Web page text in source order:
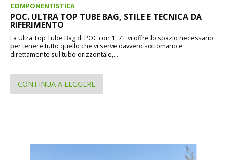
COMPONENTISTICA
POC. ULTRA TOP TUBE BAG, STILE E TECNICA DA
RIFERIMENTO
La Ultra Top Tube Bag di POC con 1, 7 L vi offre lo spazio necessario
per tenere tutto quello che vi serve davvero sottomano e
direttamente sul tubo orizzontale,...
CONTINUA A LEGGERE